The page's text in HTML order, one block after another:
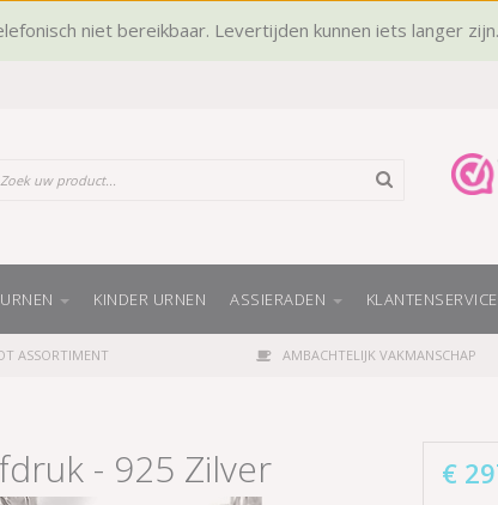
niet bereikbaar. Levertijden kunnen iets langer
KINDER URNEN ASSIERADEN KLANTENSERVICE
ASSORTIMENT AMBACHTELIJK VAKMANSCHAP
- 925 Zilver €